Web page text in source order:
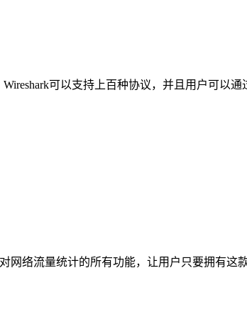
可以支持上百种协议，并且用户可以通
络流量统计的所有功能，让用户只要拥有这